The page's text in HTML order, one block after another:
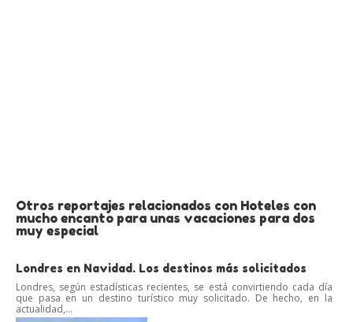
Otros reportajes relacionados con Hoteles con
mucho encanto para unas vacaciones para dos
muy especial
Londres en Navidad. Los destinos más solicitados
Londres, según estadísticas recientes, se está convirtiendo cada día
que pasa en un destino turístico muy solicitado. De hecho, en la
actualidad,...